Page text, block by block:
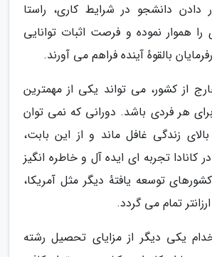
دادن دانشجو در شرایط کاری، راستا
هموار نموده و فرصت اثبات توانایی
بالقوهٔ آینده فراهم می آورند.
از کشور، می تواند یکی از مهمترین
هر فردی باشد. دورانی که نمی توان
زندگی غافل ماند و از این بابت،
کانادا تجربه ای ایده آل و خاطره انگیز
توسعه یافتهٔ دیگر مثل آمریکا،
تمام می گردد.
یکی دیگر از مزایای تحصیل رشته